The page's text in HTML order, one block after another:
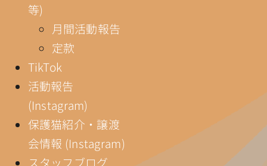
等)
月間活動報告
定款
TikTok
活動報告
(Instagram)
保護猫紹介・譲渡
会情報 (Instagram)
スタッフブログ